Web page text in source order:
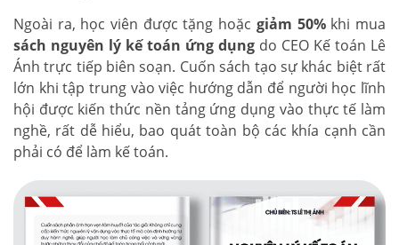
Ngoài ra, học viên được tặng hoặc giảm 50%khi mua
sách nguyên lý kế toán ứng dụng do CEO Kế toán Lê
Ánh trực tiếp biên soạn. Cuốn sách tạo sự khác biệt rất
lớn khi tập trung vào việc hướng dẫn để người học lĩnh
hội được kiến thức nền tảng ứng dụng vào thực tế làm
nghề, rất dễ hiểu, bao quát toàn bộ các khía cạnh cần
phải có để làm kế toán.